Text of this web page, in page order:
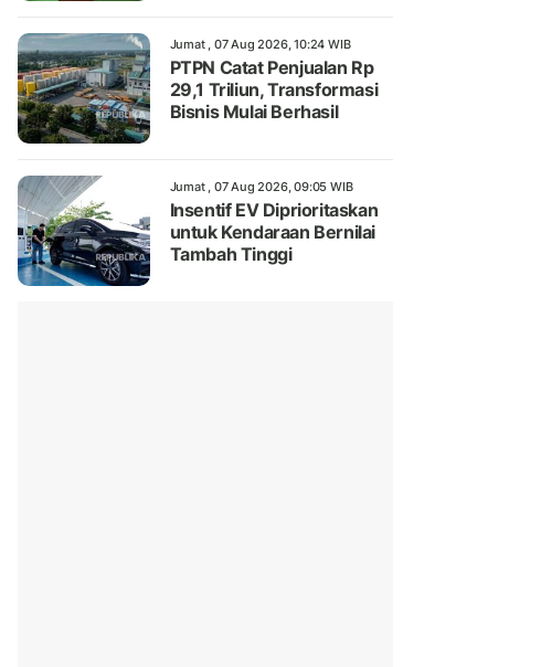
Jumat , 07 Aug 2026, 10:24 WIB
PTPN Catat Penjualan Rp
29,1 Triliun, Transformasi
Bisnis Mulai Berhasil
Jumat , 07 Aug 2026, 09:05 WIB
Insentif EV Diprioritaskan
untuk Kendaraan Bernilai
Tambah Tinggi